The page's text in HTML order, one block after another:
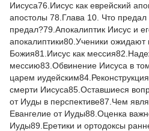
Иисуса76.Иисус как еврейский
апостолы 78.Глава 10. Что
предал?79.Апокалиптик Иисус и
апокалиптики80.Ученики ожидают
Божия81.Иисус как
мессию83.Обвинение Иисуса в
царем
смерти Иисуса85.Оставшиеся
от Иуды в перспективе87.Чем
Евангелие от Иуды88.Оценка
Иуды89.Еретики и ортодоксы